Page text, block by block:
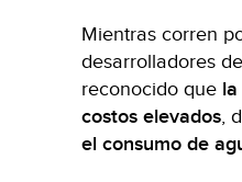
Mientras corren
desarrolladores
reconocido que
costos elevados,
el consumo de